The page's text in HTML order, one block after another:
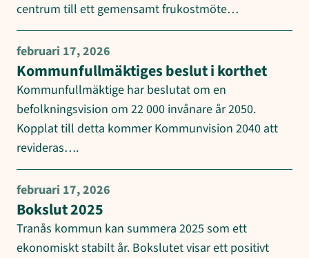
centrum till ett gemensamt frukostmöte…
februari 17, 2026
Kommunfullmäktiges beslut i korthet
Kommunfullmäktige har beslutat om en
befolkningsvision om 22 000 invånare år 2050.
Kopplat till detta kommer Kommunvision 2040 att
revideras….
februari 17, 2026
Bokslut 2025
Tranås kommun kan summera 2025 som ett
ekonomiskt stabilt år. Bokslutet visar ett positivt